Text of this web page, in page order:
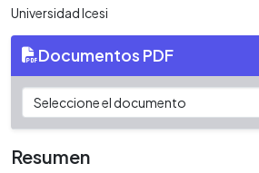
Universidad Icesi
Documentos PDF
Resumen